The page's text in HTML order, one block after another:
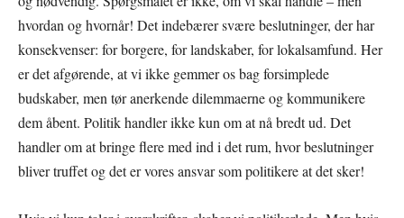
hvordan og hvornår! Det indebærer svære beslutninger, der har
konsekvenser: for borgere, for landskaber, for lokalsamfund. Her
er det afgørende, at vi ikke gemmer os bag forsimplede
budskaber, men tør anerkende dilemmaerne og kommunikere
dem åbent. Politik handler ikke kun om at nå bredt ud. Det
handler om at bringe flere med ind i det rum, hvor beslutninger
bliver truffet og det er vores ansvar som politikere at det sker!